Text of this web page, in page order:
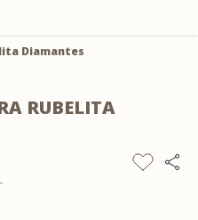
Diamantes
RUBELITA